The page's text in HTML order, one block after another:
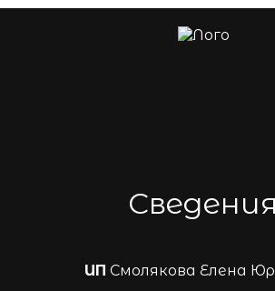
Сведения
ИП Смолякова Елена